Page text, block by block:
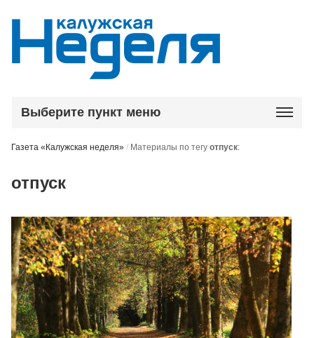
Выберите пункт меню
Газета «Калужская неделя» / Материалы по тегуотпуск:
отпуск